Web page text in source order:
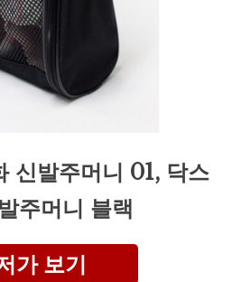
신발주머니 01, 닥스
주머니 블랙
가 보기